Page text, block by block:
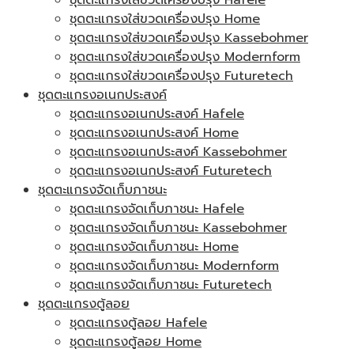
ชุดตะแกรงใส่ขวดเครื่องปรุง Home
ชุดตะแกรงใส่ขวดเครื่องปรุง Kassebohmer
ชุดตะแกรงใส่ขวดเครื่องปรุง Modernform
ชุดตะแกรงใส่ขวดเครื่องปรุง Futuretech
ชุดตะแกรงอเนกประสงค์
ชุดตะแกรงอเนกประสงค์ Hafele
ชุดตะแกรงอเนกประสงค์ Home
ชุดตะแกรงอเนกประสงค์ Kassebohmer
ชุดตะแกรงอเนกประสงค์ Futuretech
ชุดตะแกรงจัดเก็บภาชนะ
ชุดตะแกรงจัดเก็บภาชนะ Hafele
ชุดตะแกรงจัดเก็บภาชนะ Kassebohmer
ชุดตะแกรงจัดเก็บภาชนะ Home
ชุดตะแกรงจัดเก็บภาชนะ Modernform
ชุดตะแกรงจัดเก็บภาชนะ Futuretech
ชุดตะแกรงตู้ลอย
ชุดตะแกรงตู้ลอย Hafele
ชุดตะแกรงตู้ลอย Home